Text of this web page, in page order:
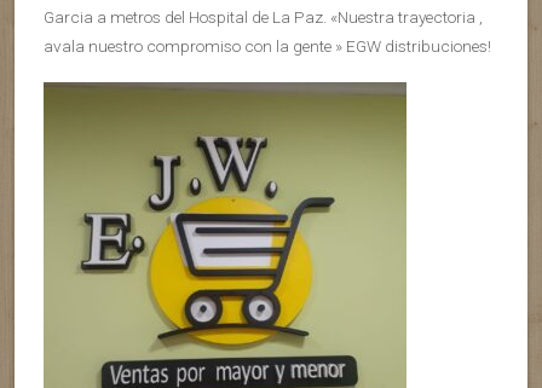
Garcia a metros del Hospital de La Paz. «Nuestra trayectoria ,
avala nuestro compromiso con la gente » EGW distribuciones!